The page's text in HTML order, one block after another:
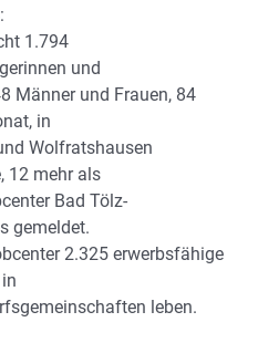
1.794
und
Männer und Frauen, 84
in
Wolfratshausen
12 mehr als
Bad Tölz-
gemeldet.
2.325 erwerbsfähige
leben.